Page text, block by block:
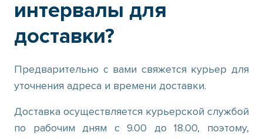
интервалы для
доставки?
Предварительно с вами свяжется курьер для
уточнения адреса и времени доставки.
Доставка осуществляется курьерской службой
по рабочим дням с 9.00 до 18.00, поэтому,